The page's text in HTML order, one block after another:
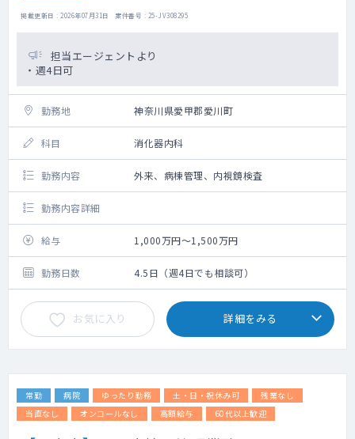
掲載更新日 : 2026年07月31日 案件番号 : 25-JV308295
担当エージェントより
・週4日可
勤務地 神奈川県愛甲郡愛川町
科目 消化器内科
勤務内容 外来、病棟管理、内視鏡検査
勤務内容詳細
給与 1,000万円～1,500万円
勤務日数 4.5日（週4日でも相談可）
お気に入り 詳細をみる
常勤 病院 ゆったり勤務 土・日・祝休み可
残業なし
当直なし
オンコールなし 高額給与 60代以上歓迎